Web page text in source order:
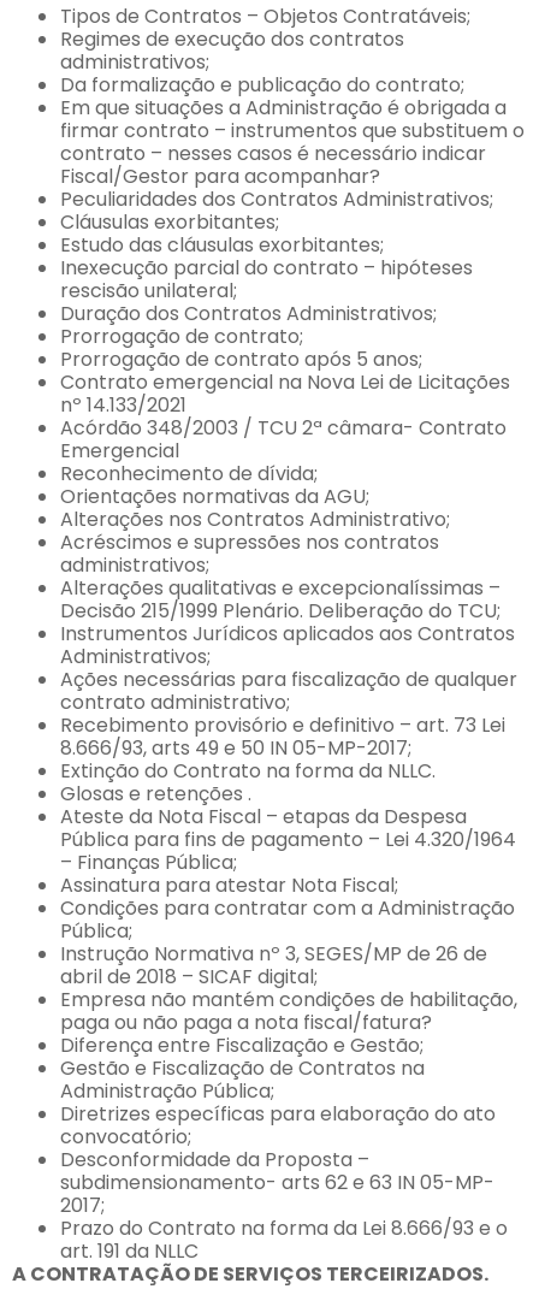
Tipos de Contratos – Objetos Contratáveis;
Regimes de execução dos contratos
administrativos;
Da formalização e publicação do contrato;
Em que situações a Administração é obrigada a
firmar contrato – instrumentos que substituem o
contrato – nesses casos é necessário indicar
Fiscal/Gestor para acompanhar?
Peculiaridades dos Contratos Administrativos;
Cláusulas exorbitantes;
Estudo das cláusulas exorbitantes;
Inexecução parcial do contrato – hipóteses
rescisão unilateral;
Duração dos Contratos Administrativos;
Prorrogação de contrato;
Prorrogação de contrato após 5 anos;
Contrato emergencial na Nova Lei de Licitações
nº 14.133/2021
Acórdão 348/2003 / TCU 2ª câmara- Contrato
Emergencial
Reconhecimento de dívida;
Orientações normativas da AGU;
Alterações nos Contratos Administrativo;
Acréscimos e supressões nos contratos
administrativos;
Alterações qualitativas e excepcionalíssimas –
Decisão 215/1999 Plenário. Deliberação do TCU;
Instrumentos Jurídicos aplicados aos Contratos
Administrativos;
Ações necessárias para fiscalização de qualquer
contrato administrativo;
Recebimento provisório e definitivo – art. 73 Lei
8.666/93, arts 49 e 50 IN 05-MP-2017;
Extinção do Contrato na forma da NLLC.
Glosas e retenções .
Ateste da Nota Fiscal – etapas da Despesa
Pública para fins de pagamento – Lei 4.320/1964
– Finanças Pública;
Assinatura para atestar Nota Fiscal;
Condições para contratar com a Administração
Pública;
Instrução Normativa nº 3, SEGES/MP de 26 de
abril de 2018 – SICAF digital;
Empresa não mantém condições de habilitação,
paga ou não paga a nota fiscal/fatura?
Diferença entre Fiscalização e Gestão;
Gestão e Fiscalização de Contratos na
Administração Pública;
Diretrizes específicas para elaboração do ato
convocatório;
Desconformidade da Proposta –
subdimensionamento- arts 62 e 63 IN 05-MP-
2017;
Prazo do Contrato na forma da Lei 8.666/93 e o
art. 191 da NLLC
A CONTRATAÇÃO DE SERVIÇOS TERCEIRIZADOS.